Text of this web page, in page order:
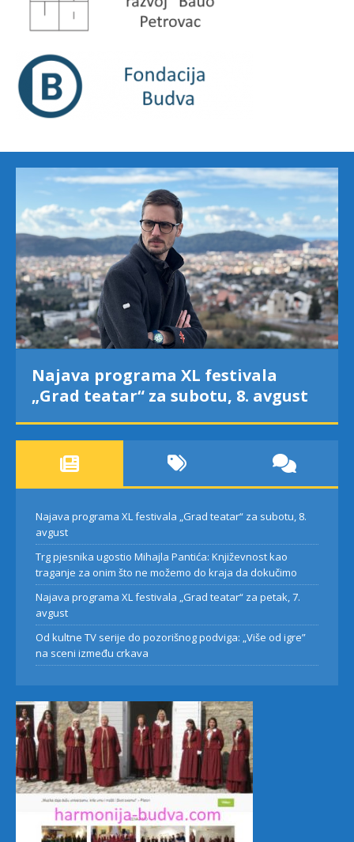
XL festivala
za subotu, 8. avgust
Trg pjesnika
Pantića:
Najava programa XL festivala „Grad teatar“ za subotu, 8.
avgust
Trg pjesnika ugostio Mihajla Pantića: Književnost kao
traganje za onim što ne možemo do kraja da dokučimo
Najava programa XL festivala „Grad teatar“ za petak, 7.
avgust
Od kultne TV serije do pozorišnog podviga: „Više od igre”
na sceni između crkava